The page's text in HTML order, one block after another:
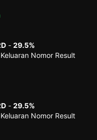
- 29.5%
Nomor Result
- 29.5%
Nomor Result